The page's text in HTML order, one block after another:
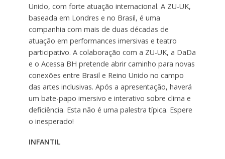
Unido, com forte atuação internacional. A ZU-UK,
baseada em Londres e no Brasil, é uma
companhia com mais de duas décadas de
atuação em performances imersivas e teatro
participativo. A colaboração com a ZU-UK, a DaDa
e o Acessa BH pretende abrir caminho para novas
conexões entre Brasil e Reino Unido no campo
das artes inclusivas. Após a apresentação, haverá
um bate-papo imersivo e interativo sobre clima e
deficiência. Esta não é uma palestra típica. Espere
o inesperado!
INFANTIL